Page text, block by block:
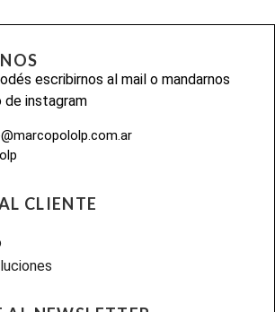
escribirnos al mail o mandarnos
de instagram
CLIENTE